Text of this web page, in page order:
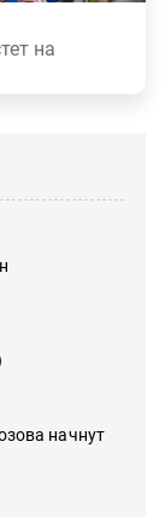
на
начнут